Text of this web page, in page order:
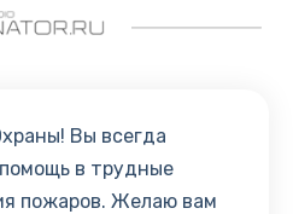
Вы всегда
в трудные
пожаров. Желаю вам